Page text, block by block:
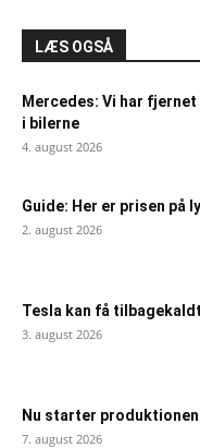
LÆS OGSÅ
Mercedes: Vi har
i bilerne
4. august 2026
Guide: Her er prisen på
2. august 2026
Tesla kan få
3. august 2026
Nu starter
7. august 2026